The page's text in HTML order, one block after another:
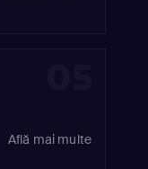
Află mai multe